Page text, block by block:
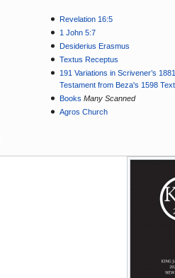
Revelation 16:5
1 John 5:7
Desiderius Erasmus
Textus Receptus
191 Variations in Scrivener’s
Testament from Beza's 1598
Books Many Scanned
Agros Church